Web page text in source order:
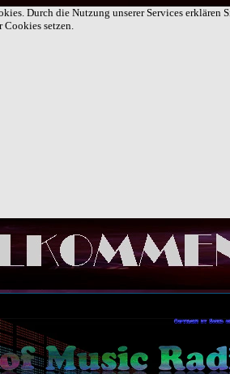
Durch die Nutzung unserer Services erklären
Cookies setzen.